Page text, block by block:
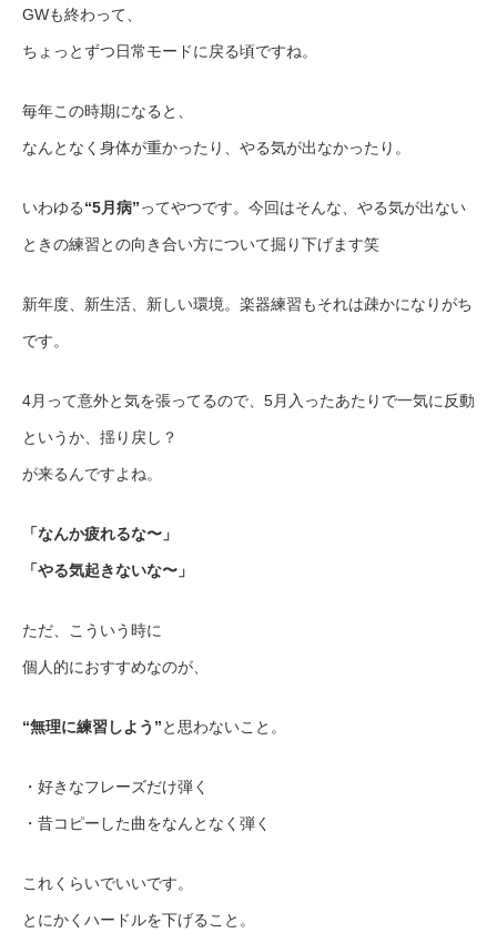
GWも終わって、
ちょっとずつ日常モードに戻る頃ですね。
毎年この時期になると、
なんとなく身体が重かったり、やる気が出なかったり。
いわゆる“5月病”ってやつです。今回はそんな、やる気が出ない
ときの練習との向き合い方について掘り下げます笑
新年度、新生活、新しい環境。楽器練習もそれは疎かになりがち
です。
4月って意外と気を張ってるので、5月入ったあたりで一気に反動
というか、揺り戻し？
が来るんですよね。
「なんか疲れるな〜」
「やる気起きないな〜」
ただ、こういう時に
個人的におすすめなのが、
“無理に練習しよう”と思わないこと。
・好きなフレーズだけ弾く
・昔コピーした曲をなんとなく弾く
これくらいでいいです。
とにかくハードルを下げること。